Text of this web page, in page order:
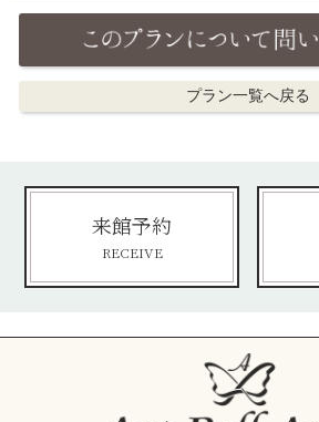
プラン一覧へ戻る
来館予約
RECEIVE